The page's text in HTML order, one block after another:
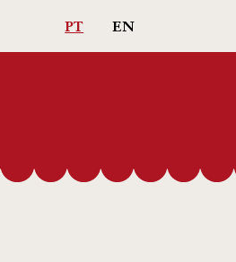
compras > 75€
PT EN